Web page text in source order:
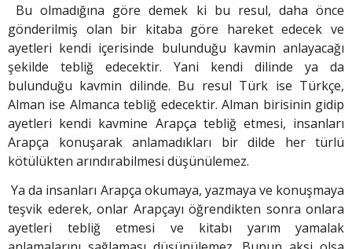
Bu olmadığına göre demek ki bu resul, daha önce
gönderilmiş olan bir kitaba göre hareket edecek ve
ayetleri kendi içerisinde bulunduğu kavmin anlayacağı
şekilde tebliğ edecektir. Yani kendi dilinde ya da
bulunduğu kavmin dilinde. Bu resul Türk ise Türkçe,
Alman ise Almanca tebliğ edecektir. Alman birisinin gidip
ayetleri kendi kavmine Arapça tebliğ etmesi, insanları
Arapça konuşarak anlamadıkları bir dilde her türlü
kötülükten arındırabilmesi düşünülemez.
Ya da insanları Arapça okumaya, yazmaya ve konuşmaya
teşvik ederek, onlar Arapçayı öğrendikten sonra onlara
ayetleri tebliğ etmesi ve kitabı yarım yamalak